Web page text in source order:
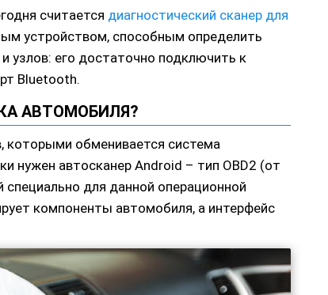
считается диагностический сканер для
устройством, способным определить
узлов: его достаточно подключить к
Bluetooth.
АВТОМОБИЛЯ?
которыми обменивается система
нужен автосканер Android – тип OBD2 (от
для данной операционной
компоненты автомобиля, а интерфейс